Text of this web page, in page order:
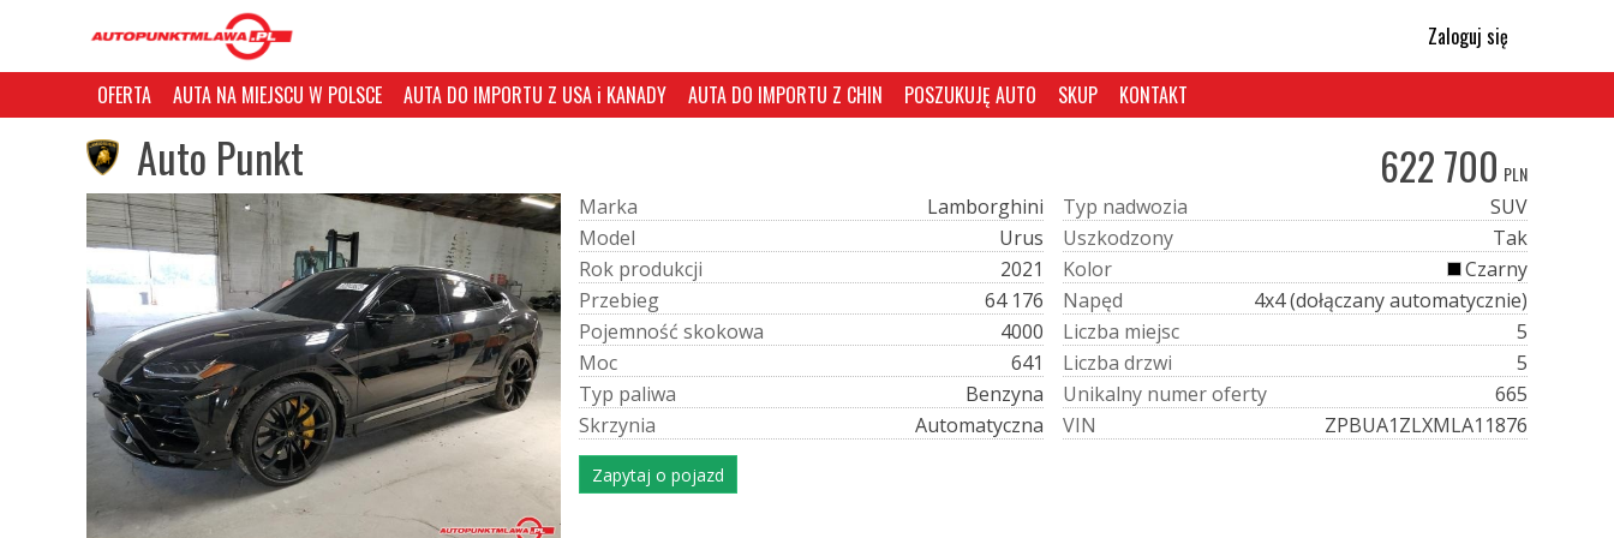
Zaloguj się
OFERTA AUTA NA MIEJSCU W POLSCE AUTA DO IMPORTU Z USA i KANADY AUTA DO IMPORTU Z CHIN POSZUKUJĘ AUTO SKUP KONTAKT
Auto Punkt 622 700 PLN
Marka
Lamborghini
Model
Urus
Rok produkcji
2021
Przebieg
64 176
Pojemność skokowa
4000
Moc
641
Typ paliwa
Benzyna
Skrzynia Automatyczna
Typ nadwozia
SUV
Uszkodzony
Tak
Kolor
Czarny
Napęd
4x4 (dołączany automatycznie)
Liczba miejsc
5
Liczba drzwi
5
Unikalny numeroferty
665
VIN ZPBUA1ZLXMLA11876
Zapytaj o pojazd